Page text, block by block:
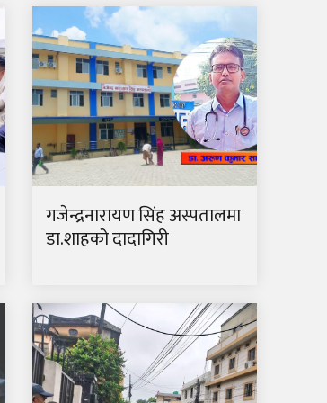
गजेन्द्रनारायण सिंह अस्पतालमा
डा.शाहको दादागिरी